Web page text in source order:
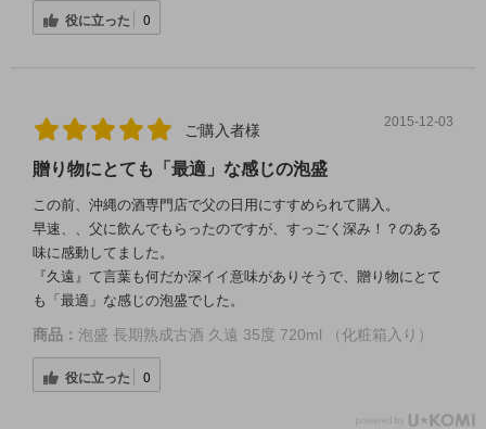
役に立った 0
ご購入者様 2015-12-03
贈り物にとても「最適」な感じの泡盛
この前、沖縄の酒専門店で父の日用にすすめられて購入。
早速、、父に飲んでもらったのですが、すっごく深み！？のある
味に感動してました。
『久遠』て言葉も何だか深イイ意味がありそうで、贈り物にとて
も「最適」な感じの泡盛でした。
商品： 泡盛 長期熟成古酒 久遠 35度 720ml （化粧箱入り）
役に立った 0